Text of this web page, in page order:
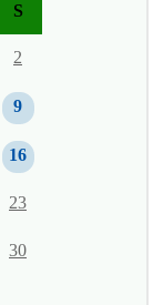
S
2
9
16
23
30